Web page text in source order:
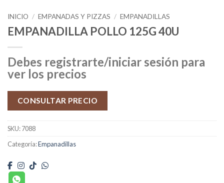
INICIO / EMPANADAS Y PIZZAS / EMPANADILLAS
EMPANADILLA POLLO 125G 40U
Debes registrarte/iniciar sesión para
ver los precios
CONSULTAR PRECIO
SKU:7088
Categoría:Empanadillas